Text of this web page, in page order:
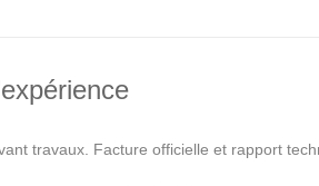
travaux. Facture officielle et rapport